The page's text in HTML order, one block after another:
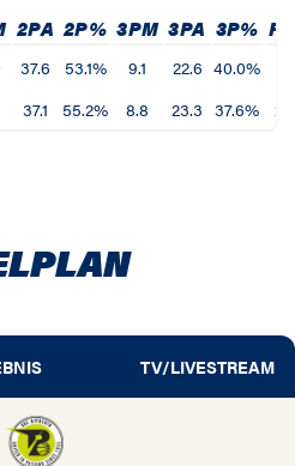
2PA 2P% 3PM 3PA 3P%
37.6 53.1% 9.1 22.6 40.0%
37.1 55.2% 8.8 23.3 37.6%
TV/LIVESTREAM